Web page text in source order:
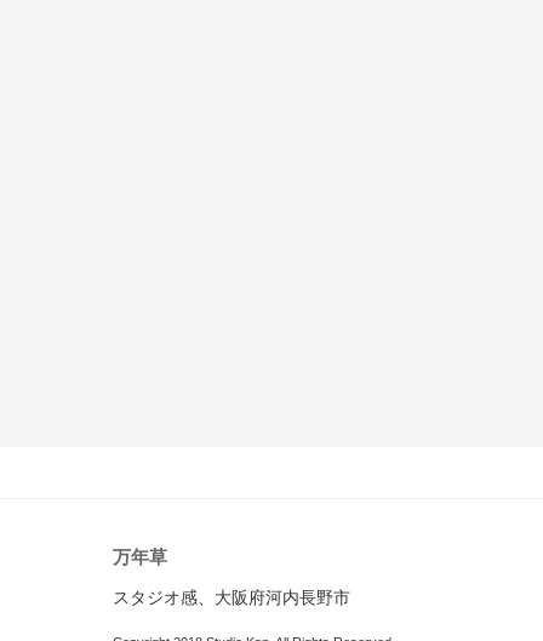
万年草
スタジオ感、大阪府河内長野市